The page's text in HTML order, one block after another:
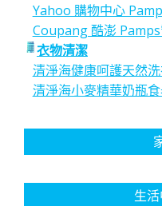
Yahoo 購物中心
Coupang 酷澎
衣物清潔
清淨海健康呵護天然
清淨海小麥精華奶瓶
生